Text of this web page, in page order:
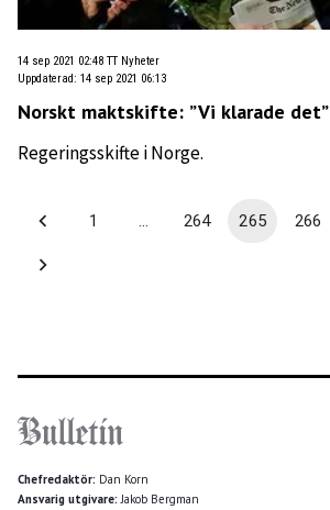
14 sep 2021 02:48 TT Nyheter
Uppdaterad: 14 sep 2021 06:13
Norskt maktskifte: ”Vi klarade det”
Regeringsskifte i Norge.
1 264 265 266
Chefredaktör: Dan Korn
Ansvarig utgivare:Jakob Bergman